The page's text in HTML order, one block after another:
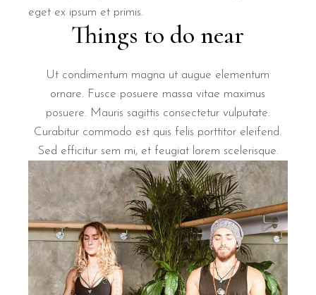
eget ex ipsum et primis.
Things to do near
Ut condimentum magna ut augue elementum
ornare. Fusce posuere massa vitae maximus
posuere. Mauris sagittis consectetur vulputate.
Curabitur commodo est quis felis porttitor eleifend.
Sed efficitur sem mi, et feugiat lorem scelerisque.